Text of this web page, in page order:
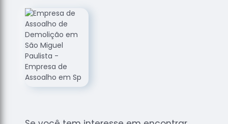
Loja de
Assoalhos
Raspagem
de
Assoalhos
Raspagem
de Tacos